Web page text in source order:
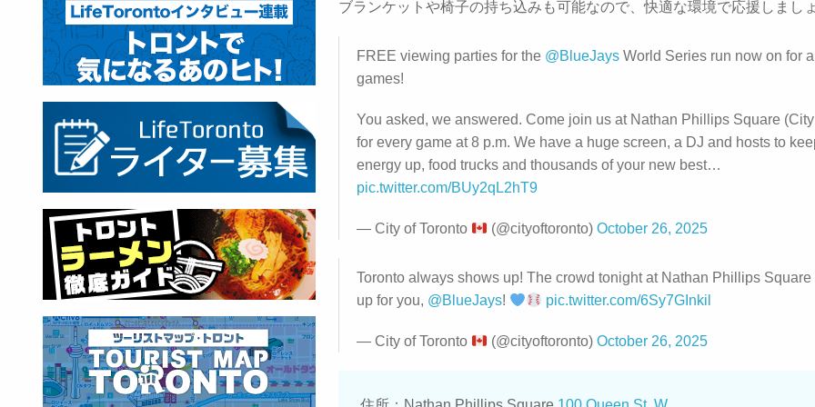
ブランケットや椅子の持ち込みも可能なので、快適な環境で応援しまし
FREE viewing parties for the @BlueJays World Series run now on for
games!
You asked, we answered. Come join us at Nathan Phillips Square
for every game at 8 p.m. We have a huge screen, a DJ and hosts to
energy up, food trucks and thousands of your new best…
pic.twitter.com/BUy2qL2hT9
— City of Toronto (@cityoftoronto)October 26, 2025
Toronto always shows up! The crowd tonight at Nathan Phillips Square
up for you, @BlueJays! pic.twitter.com/6Sy7GInkil
— City of Toronto (@cityoftoronto)October 26, 2025